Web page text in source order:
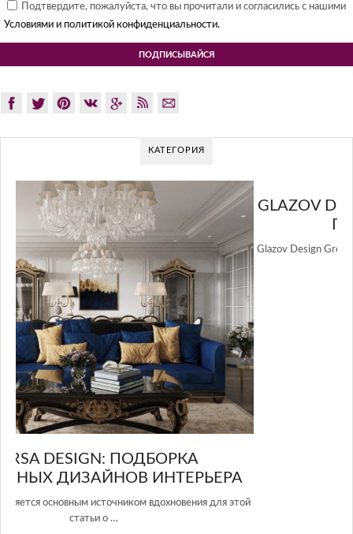
Подтвердите, пожалуйста, что вы прочитали и согласились с нашими
Условиями и политикой конфиденциальности.
КАТЕГОРИЯ
GLAZOV DESIGN GROUP – УНИКАЛЬНЫЙ
ПОДХОД К ДИЗАЙНУ
Glazov Design Group- это одна из лучших студий дизайна интерьера